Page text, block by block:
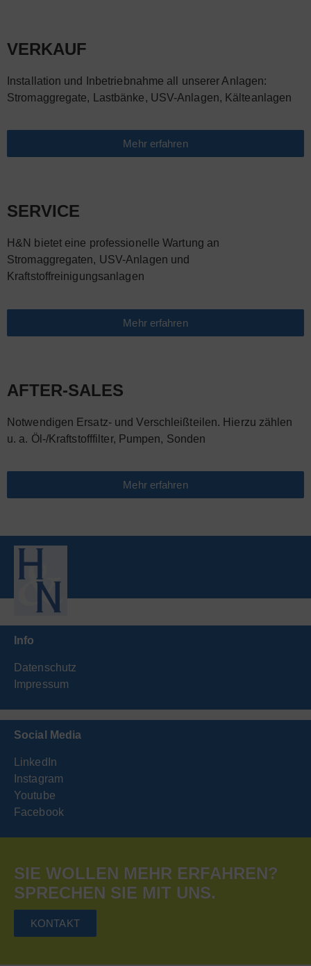
VERKAUF
Installation und Inbetriebnahme all unserer Anlagen:
Stromaggregate, Lastbänke, USV-Anlagen, Kälteanlagen
Mehr erfahren
SERVICE
H&N bietet eine professionelle Wartung an
Stromaggregaten, USV-Anlagen und
Kraftstoffreinigungsanlagen
Mehr erfahren
AFTER-SALES
Notwendigen Ersatz- und Verschleißteilen. Hierzu zählen
u. a. Öl-/Kraftstofffilter, Pumpen, Sonden
Mehr erfahren
Info
Datenschutz
Impressum
Social Media
LinkedIn
Instagram
Youtube
Facebook
SIE WOLLEN MEHR ERFAHREN?
SPRECHEN SIE MIT UNS.
KONTAKT